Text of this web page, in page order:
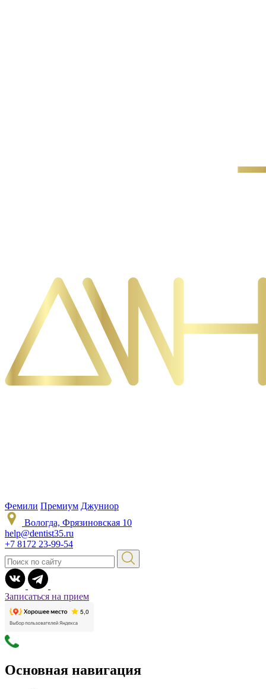
Фемили Премиум Джуниор
Вологда, Фрязиновская 10
help@dentist35.ru
+7 8172 23-99-54
Записаться на прием
Основная навигация